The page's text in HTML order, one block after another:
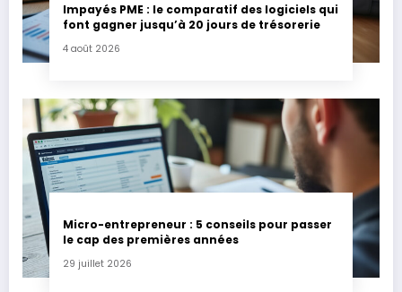
Impayés PME : le comparatif des logiciels qui
font gagner jusqu’à 20 jours de trésorerie
4 août 2026
Micro-entrepreneur : 5 conseils pour passer
le cap des premières années
29 juillet 2026